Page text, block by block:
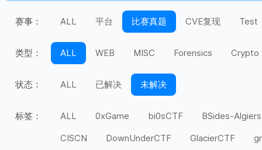
赛事： ALL 平台 比赛真题 CVE复现 Test
类型： ALL WEB MISC Forensics Crypto
状态： ALL 已解决 未解决
标签： ALL 0xGame bi0sCTF
BSides-Algiers
CISCN
DownUnderCTF GlacierCTF